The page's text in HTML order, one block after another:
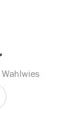
Wahlwies